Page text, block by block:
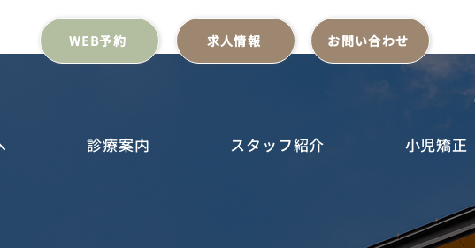
WEB予約 求人情報 お問い合わせ
診療案内 スタッフ紹介 小児矯正